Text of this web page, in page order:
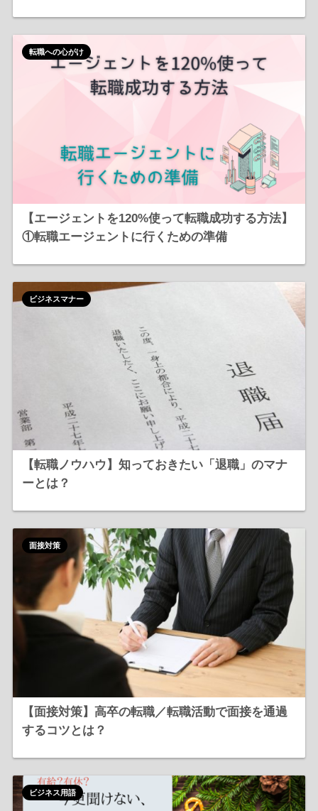
【エージェントを120%使って転職成功する方法】
①転職エージェントに行くための準備
転職への心がけ
【転職ノウハウ】知っておきたい「退職」のマナ
ーとは？
ビジネスマナー
【面接対策】高卒の転職／転職活動で面接を通過
するコツとは？
面接対策
ビジネス用語